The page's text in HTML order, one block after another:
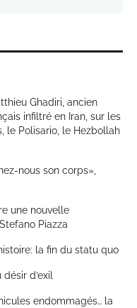
Ghadiri, ancien
infiltré en Iran, sur les
le Polisario, le Hezbollah
nous son corps»,
une nouvelle
Piazza
la fin du statu quo
d’exil
endommagés… la